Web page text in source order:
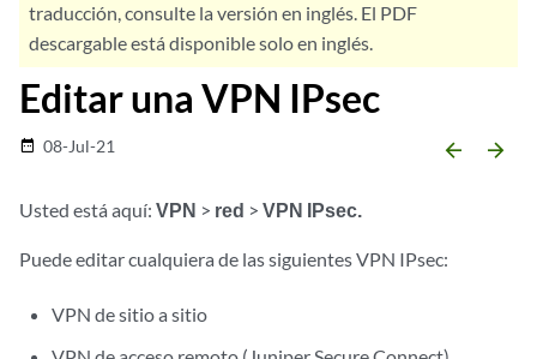
traducción, consulte la versión en inglés. El PDF
descargable está disponible solo en inglés.
Editar una VPN IPsec
date_range 08-Jul-21 arrow_backward arrow_forward
Usted está aquí: VPN > red > VPN IPsec.
Puede editar cualquiera de las siguientes VPN IPsec:
VPN de sitio a sitio